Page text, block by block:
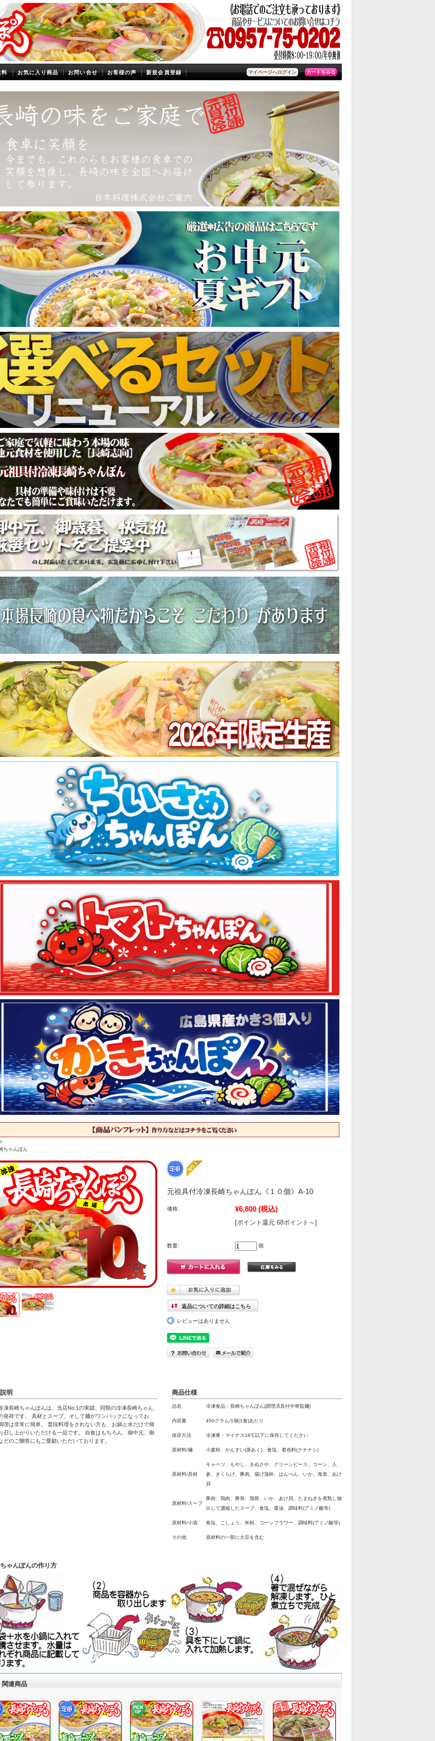
マイページへログイン カートをみる
料 お気に入り商品 お問い合せ お客様の声 新規会員登録
ちゃんぽん
元祖具付冷凍長崎ちゃんぽん《１０個》A-10
価格: ¥6,800 (税込)
[ポイント還元 68ポイント～]
数量: 個
返品についての詳細はこちら
レビューはありません
明
凍長崎ちゃんぽんは、当店No,1の実績。同類の冷凍長崎ちゃん
発祥です。 具材とスープ、そして麺がワンパックになってお
理は非常に簡単。 普段料理をされない方も、お鍋と水だけで簡
召し上がりいただける一品です。 自食はもちろん、御中元、御
どのご贈答にもご愛顧いただいております。
商品仕様
品名 冷凍食品：長崎ちゃんぽん(調理済具付中華茹麺)
内容量 450グラム/1個(1食)あたり
保存方法 冷凍庫・マイナス18℃以下に保存してください
原材料/麺 小麦粉、かんすい(唐あく)、食塩、着色料(クチナシ)
原材料/具材
キャベツ、もやし、きぬさや、グリーンピース、コーン、人
参、きくらげ、豚肉、揚げ蒲鉾、はんぺん、いか、海老、あけ
貝
原材料/スープ
豚肉、鶏肉、豚骨、鶏骨、いか、あけ貝、たまねぎを煮熟し抽
出して濃縮したスープ、食塩、醤油、調味料(アミノ酸等)
原材料/小袋 食塩、こしょう、米粉、コーンフラワー、調味料(アミノ酸等)
その他 原材料の一部に大豆を含む
ゃんぽんの作り方
関連商品